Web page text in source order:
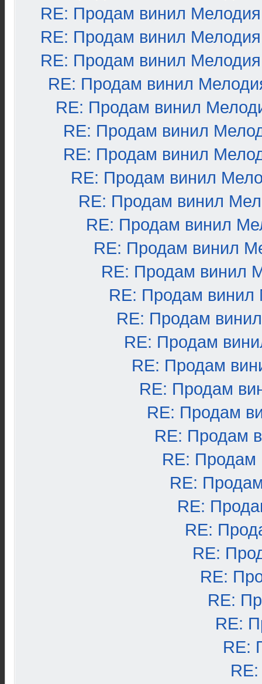
RE: Продам винил Мелодия
RE: Продам винил Мелодия
RE: Продам винил Мелодия
RE: Продам винил
RE: Продам винил
RE: Продам винил
RE: Продам винил
RE: Продам винил
RE: Продам винил
RE: Продам винил
RE: Продам винил
RE: Продам винил
RE: Продам винил
RE: Продам
RE: Продам
RE: Продам
RE: Продам
RE: Продам
RE: Продам
RE: Продам
RE:
RE:
RE:
RE:
RE:
RE:
RE:
RE: